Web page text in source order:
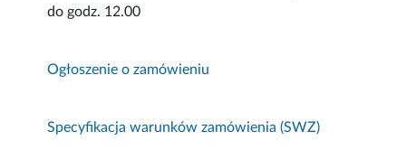
do godz. 12.00
Ogłoszenie o zamówieniu
Specyfikacja warunków zamówienia (SWZ)